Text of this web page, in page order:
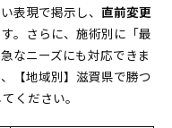
表現で掲示し、 直前変更
。さらに、施術別に「最
なニーズにも対応できま
【地域別】滋賀県で勝つ
ください。